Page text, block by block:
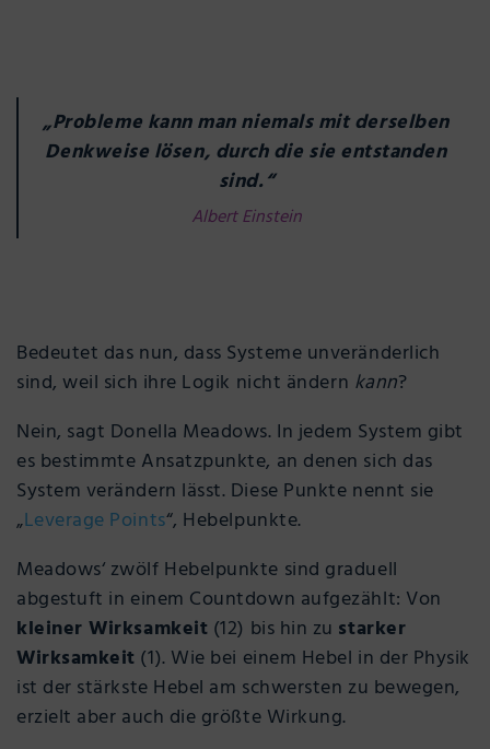
„Probleme kann man niemals mit derselben
Denkweise lösen, durch die sie entstanden
sind.“
Albert Einstein
Bedeutet das nun, dass Systeme unveränderlich
sind, weil sich ihre Logik nicht ändern kann?
Nein, sagt Donella Meadows. In jedem System gibt
es bestimmte Ansatzpunkte, an denen sich das
System verändern lässt. Diese Punkte nennt sie
„Leverage Points“, Hebelpunkte.
Meadows‘ zwölf Hebelpunkte sind graduell
abgestuft in einem Countdown aufgezählt: Von
kleiner Wirksamkeit (12) bis hin zu starker
Wirksamkeit (1). Wie bei einem Hebel in der Physik
ist der stärkste Hebel am schwersten zu bewegen,
erzielt aber auch die größte Wirkung.